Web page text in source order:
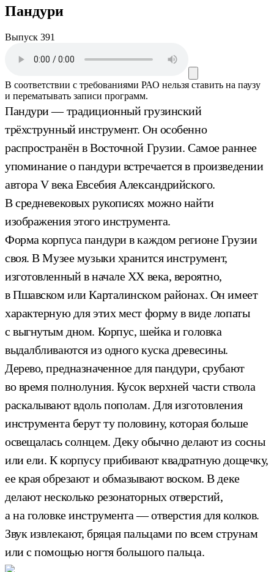
Пандури
Выпуск 391
В соответствии с требованиями РАО нельзя ставить на паузу
и перематывать записи программ.
Пандури — традиционный грузинский
трёхструнный инструмент. Он особенно
распространён в Восточной Грузии. Самое раннее
упоминание о пандури встречается в произведении
автора V века Евсебия Александрийского.
В средневековых рукописях можно найти
изображения этого инструмента.
Форма корпуса пандури в каждом регионе Грузии
своя. В Музее музыки хранится инструмент,
изготовленный в начале XX века, вероятно,
в Пшавском или Карталинском районах. Он имеет
характерную для этих мест форму в виде лопаты
с выгнутым дном. Корпус, шейка и головка
выдалбливаются из одного куска древесины.
Дерево, предназначенное для пандури, срубают
во время полнолуния. Кусок верхней части ствола
раскалывают вдоль пополам. Для изготовления
инструмента берут ту половину, которая больше
освещалась солнцем. Деку обычно делают из сосны
или ели. К корпусу прибивают квадратную дощечку,
ее края обрезают и обмазывают воском. В деке
делают несколько резонаторных отверстий,
а на головке инструмента — отверстия для колков.
Звук извлекают, бряцая пальцами по всем струнам
или с помощью ногтя большого пальца.